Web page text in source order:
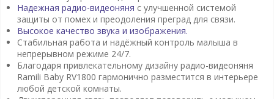
Надежная радио-видеоняня с улучшенной системой
защиты от помех и преодоления преград для связи.
Высокое качество звука и изображения.
Стабильная работа и надёжный контроль малыша в
непрерывном режиме 24/7.
Благодаря привлекательному дизайну радио-видеоняня
Ramili Baby RV1800 гармонично разместится в интерьере
любой детской комнаты.